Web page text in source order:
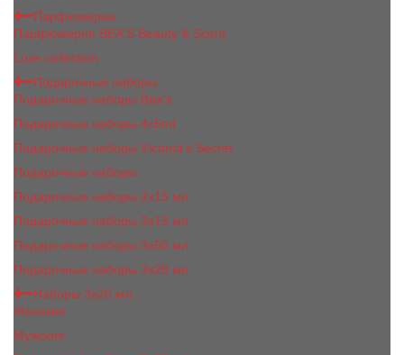
Парфюмерия
Парфюмерия BEA'S Beauty & Scent
Luxe collection
Подарочные наборы
Подарочные наборы Bea's
Подарочные наборы 4х5ml
Подарочные наборы Victoria's Secret
Подарочные наборы
Подарочные наборы 2x15 мл
Подарочные наборы 3х15 мл
Подарочные наборы 3x50 мл
Подарочные наборы 3x20 мл
Наборы 3х20 мл
Женские
Мужские